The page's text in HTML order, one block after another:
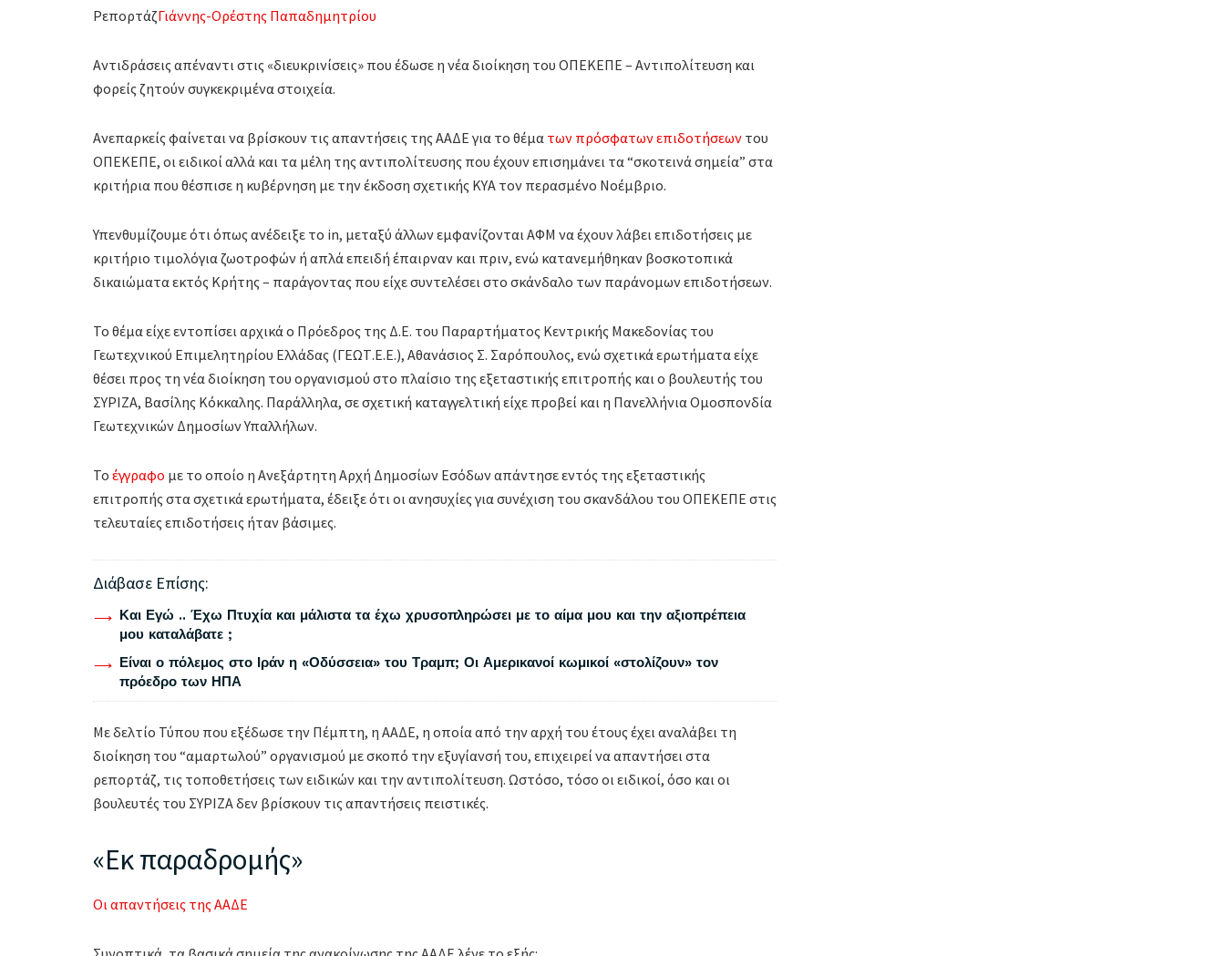
ΡεπορτάζΓιάννης-Ορέστης Παπαδημητρίου
Αντιδράσεις απέναντι στις «διευκρινίσεις» που έδωσε η νέα διοίκηση του ΟΠΕΚΕΠΕ – Αντιπολίτευση και
φορείς ζητούν συγκεκριμένα στοιχεία.
Ανεπαρκείς φαίνεται να βρίσκουν τις απαντήσεις της ΑΑΔΕ για το θέμα των πρόσφατων επιδοτήσεων του
ΟΠΕΚΕΠΕ, οι ειδικοί αλλά και τα μέλη της αντιπολίτευσης που έχουν επισημάνει τα “σκοτεινά σημεία” στα
κριτήρια που θέσπισε η κυβέρνηση με την έκδοση σχετικής ΚΥΑ τον περασμένο Νοέμβριο.
Υπενθυμίζουμε ότι όπως ανέδειξε το in, μεταξύ άλλων εμφανίζονται ΑΦΜ να έχουν λάβει επιδοτήσεις με
κριτήριο τιμολόγια ζωοτροφών ή απλά επειδή έπαιρναν και πριν, ενώ κατανεμήθηκαν βοσκοτοπικά
δικαιώματα εκτός Κρήτης – παράγοντας που είχε συντελέσει στο σκάνδαλο των παράνομων επιδοτήσεων.
Το θέμα είχε εντοπίσει αρχικά ο Πρόεδρος της Δ.Ε. του Παραρτήματος Κεντρικής Μακεδονίας του
Γεωτεχνικού Επιμελητηρίου Ελλάδας (ΓΕΩΤ.Ε.Ε.), Αθανάσιος Σ. Σαρόπουλος, ενώ σχετικά ερωτήματα είχε
θέσει προς τη νέα διοίκηση του οργανισμού στο πλαίσιο της εξεταστικής επιτροπής και ο βουλευτής του
ΣΥΡΙΖΑ, Βασίλης Κόκκαλης. Παράλληλα, σε σχετική καταγγελτική είχε προβεί και η Πανελλήνια Ομοσπονδία
Γεωτεχνικών Δημοσίων Υπαλλήλων.
Το έγγραφο με το οποίο η Ανεξάρτητη Αρχή Δημοσίων Εσόδων απάντησε εντός της εξεταστικής
επιτροπής στα σχετικά ερωτήματα, έδειξε ότι οι ανησυχίες για συνέχιση του σκανδάλου του ΟΠΕΚΕΠΕ στις
τελευταίες επιδοτήσεις ήταν βάσιμες.
Διάβασε Επίσης:
Και Εγώ .. Έχω Πτυχία και μάλιστα τα έχω χρυσοπληρώσει με το αίμα μου και την αξιοπρέπεια
μου καταλάβατε ;
Είναι ο πόλεμος στο Ιράν η «Οδύσσεια» του Τραμπ; Οι Αμερικανοί κωμικοί «στολίζουν» τον
πρόεδρο των ΗΠΑ
Με δελτίο Τύπου που εξέδωσε την Πέμπτη, η ΑΑΔΕ, η οποία από την αρχή του έτους έχει αναλάβει τη
διοίκηση του “αμαρτωλού” οργανισμού με σκοπό την εξυγίανσή του, επιχειρεί να απαντήσει στα
ρεπορτάζ, τις τοποθετήσεις των ειδικών και την αντιπολίτευση. Ωστόσο, τόσο οι ειδικοί, όσο και οι
βουλευτές του ΣΥΡΙΖΑ δεν βρίσκουν τις απαντήσεις πειστικές.
«Εκ παραδρομής»
Οι απαντήσεις της ΑΑΔΕ